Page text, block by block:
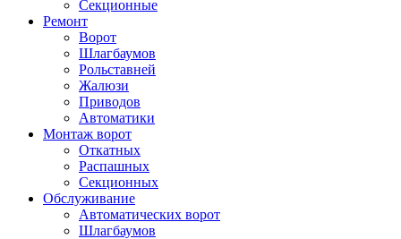
Секционные
Ремонт
Ворот
Шлагбаумов
Рольставней
Жалюзи
Приводов
Автоматики
Монтаж ворот
Откатных
Распашных
Секционных
Обслуживание
Автоматических ворот
Шлагбаумов